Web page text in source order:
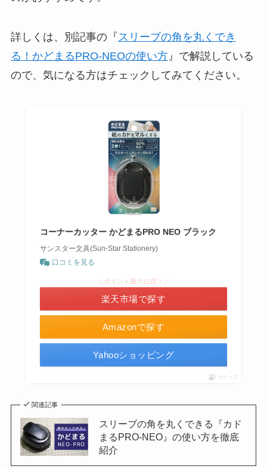
詳しくは、別記事の『スリーブの角を丸くでき
る！かどまるPRO-NEOの使い方』で解説している
ので、気になる方はチェックしてみてください。
コーナーカッター かどまるPRO NEO ブラック
サンスター文具(Sun-Star Stationery)
口コミを見る
Amazonで探す
＼ポイント最大11倍！／
楽天市場で探す
Yahooショッピング
ポチップ
関連記事
スリーブの角を丸くできる『カド
まるPRO-NEO』の使い方を徹底
紹介